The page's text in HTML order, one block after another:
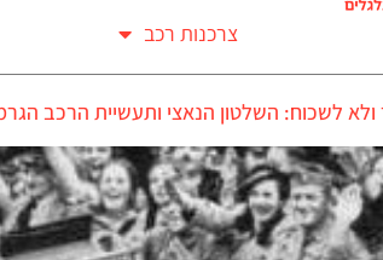
צרכנות רכב
ולא לשכוח: השלטון הנאצי ותעשיית הרכב